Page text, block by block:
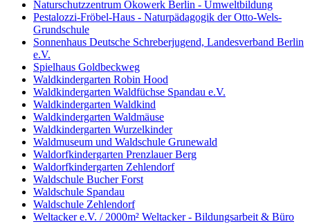
Naturschutzzentrum Ökowerk Berlin - Umweltbildung
Pestalozzi-Fröbel-Haus - Naturpädagogik der Otto-Wels-
Grundschule
Sonnenhaus Deutsche Schreberjugend, Landesverband Berlin
e.V.
Spielhaus Goldbeckweg
Waldkindergarten Robin Hood
Waldkindergarten Waldfüchse Spandau e.V.
Waldkindergarten Waldkind
Waldkindergarten Waldmäuse
Waldkindergarten Wurzelkinder
Waldmuseum und Waldschule Grunewald
Waldorfkindergarten Prenzlauer Berg
Waldorfkindergarten Zehlendorf
Waldschule Bucher Forst
Waldschule Spandau
Waldschule Zehlendorf
Weltacker e.V. / 2000m² Weltacker - Bildungsarbeit & Büro